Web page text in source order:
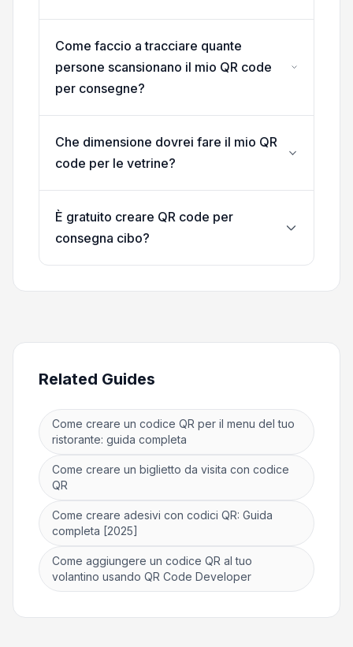
Come faccio a tracciare quante
persone scansionano il mio QR code
per consegne?
Che dimensione dovrei fare il mio QR
code per le vetrine?
È gratuito creare QR code per
consegna cibo?
Related Guides
Come creare un codice QR per il menu del tuo
ristorante: guida completa
Come creare un biglietto da visita con codice
QR
Come creare adesivi con codici QR: Guida
completa [2025]
Come aggiungere un codice QR al tuo
volantino usando QR Code Developer